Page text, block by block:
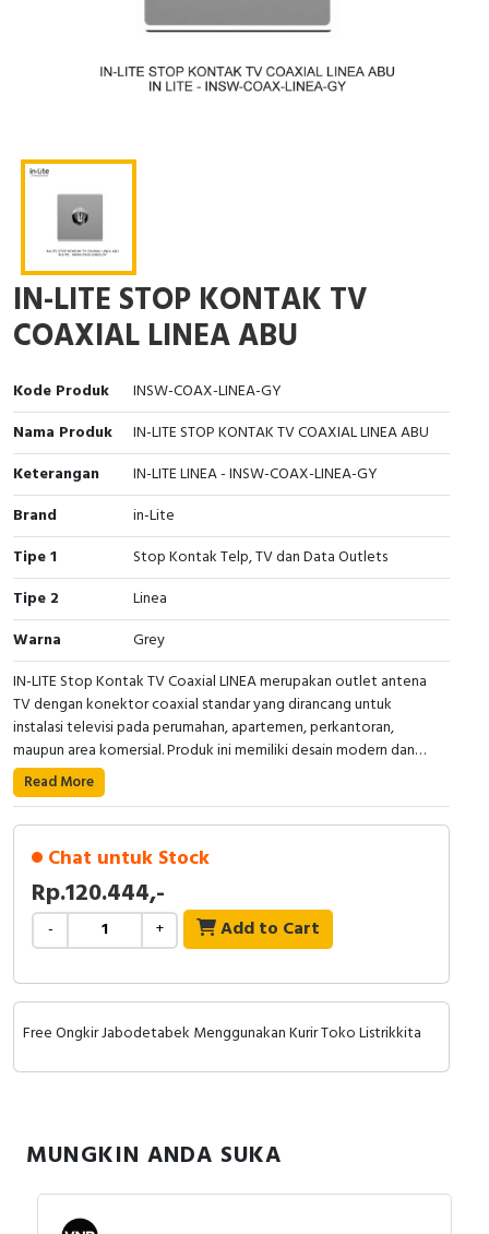
Interactive Flat Panel (IFP)
Extension Power Socket
EcoStruxure Terminal Expert
Pendant / Crane Controller
Panel Kendali
Flash Buzzers
Potensiometer
Joystick Controller
Foot Switch
Accessories
Exlhoist / Wireless Crane Controller
Cable Operated Switch
Signalling Columns
Safety Sensors
Pressure Switch
Ultrasonic & Rotary Encoder
Limit Switch
Inductive Sensors
Photoelectric
Cam Switch
RFID
Capacitive Sensors
Radio Frequency
Contact Block
Terminal Block
Engsel / Hinge
Busbar
Junction Box
MCB Box
Motion Sensors
Accessories Elektrikal
Empty Box
Panel Box
Accessories
Digistart
Compact Data Loggers
IN-LITE STOP KONTAK TV
COAXIAL LINEA ABU
Kode Produk
INSW-COAX-LINEA-GY
Nama Produk
IN-LITE STOP KONTAK TV COAXIAL LINEA ABU
Keterangan
IN-LITE LINEA - INSW-COAX-LINEA-GY
Brand
in-Lite
Tipe 1
Stop Kontak Telp, TV dan Data Outlets
Tipe 2
Linea
Warna
Grey
IN-LITE Stop Kontak TV Coaxial LINEA merupakan outlet antena
TV dengan konektor coaxial standar yang dirancang untuk
instalasi televisi pada perumahan, apartemen, perkantoran,
maupun area komersial. Produk ini memiliki desain modern dan
minimalis khas seri LINEA serta dapat digunakan untuk seluruh
varian warna pada seri yang sama tanpa perubahan spesifikasi
teknis utama.
• Seri: LINEA
• Tipe Produk : Soket TV Coaxial / Soket TV Coaxial
• Tipe Konektor: TV Coaxial Standar
• Bahan Perumahan: Polikarbonat
• Kompatibilitas: Flush Mount
• Warna: Abu-Abu
Anda dapat berbelanja dengan aman di
semua barang yang kami jual dijamin 100% asli, bergaransi resmi
dan dapat disertai dengan surat keaslian barang. Untuk
menghubungi tim sales atau marketing kami silakan klikdisini.
Read More
Chat untuk Stock
Rp.120.444,-
- + Add to Cart
Free Ongkir Jabodetabek Menggunakan Kurir Toko Listrikkita
MUNGKIN ANDA SUKA